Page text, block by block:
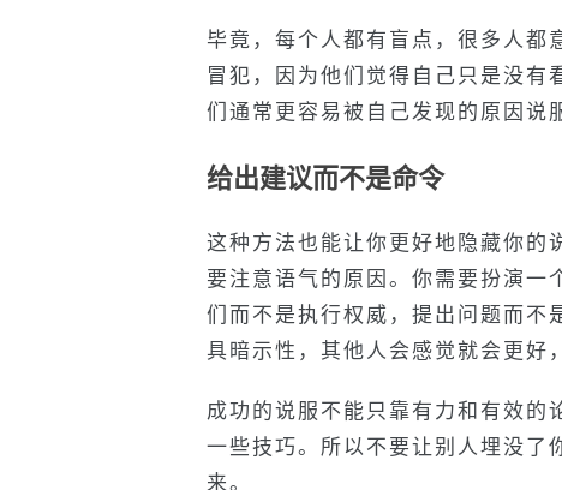
毕竟，每个人都有盲点，很多人都
冒犯，因为他们觉得自己只是没有
们通常更容易被自己发现的原因说
给出建议而不是命令
这种方法也能让你更好地隐藏你的
要注意语气的原因。你需要扮演一
们而不是执行权威，提出问题而不
具暗示性，其他人会感觉就会更好
成功的说服不能只靠有力和有效的
一些技巧。所以不要让别人埋没了
来。